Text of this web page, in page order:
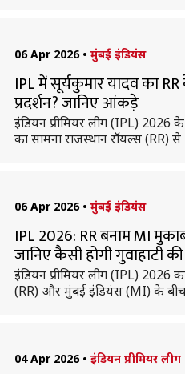
06 Apr 2026 • मुंबई इंडियंस
IPL में सूर्यकुमार यादव का
प्रदर्शन? जानिए आंकड़े
इंडियन प्रीमियर लीग (IPL)
का सामना राजस्थान रॉयल्स (RR) से
06 Apr 2026 • मुंबई इंडियंस
IPL 2026: RR बनाम MI
जानिए कैसी होगी गुवाहाटी
इंडियन प्रीमियर लीग (IPL) 2026
(RR) और मुंबई इंडियंस (MI) के बीच
04 Apr 2026 • इंडियन प्रीमियर लीग